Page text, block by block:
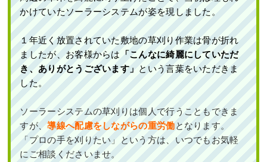
かけていたソーラーシステムが姿を現しました。
１年近く放置されていた敷地の草刈り作業は骨が折れ
ましたが、お客様からは
「こんなに綺麗にしていただ
き、ありがとうございます」 という言葉をいただきま
した。
ソーラーシステムの草刈りは個人で行うこともできま
すが、導線へ配慮をしながらの重労働となります。
「プロの手を刈りたい」
という方は、いつでもお気軽
にご相談くださいませ。